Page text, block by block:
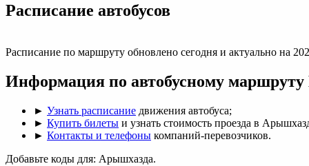
Раcписание автобусов
Расписание по маршруту обновлено сегодня и актуально на
Информация по автобусному
► Узнать расписание движения автобуса;
► Купить билеты и узнать стоимость проезда в
► Контакты и телефоны компаний-перевозчиков.
Добавьте коды для: Арышхазда.